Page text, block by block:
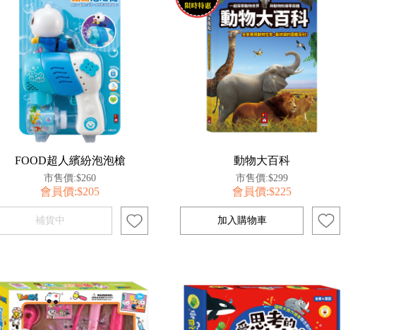
FOOD超人繽紛泡泡槍
市售價:$260
會員價:$205
動物大百科
市售價:$299
會員價:$225